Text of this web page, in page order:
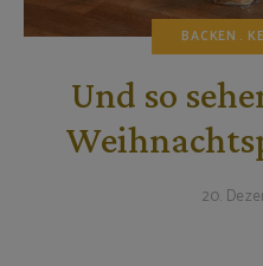
BACKEN
Und so
20.